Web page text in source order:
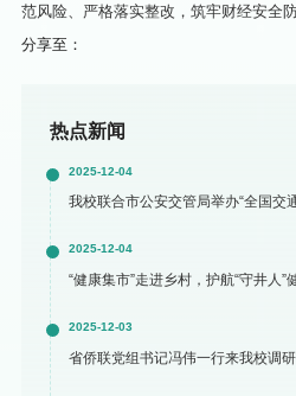
范风险、严格落实整改，筑牢财经安全
分享至：
热点新闻
2025-12-04
我校联合市公安交管局举办“全国交
2025-12-04
“健康集市”走进乡村，护航“守井人”
2025-12-03
省侨联党组书记冯伟一行来我校调